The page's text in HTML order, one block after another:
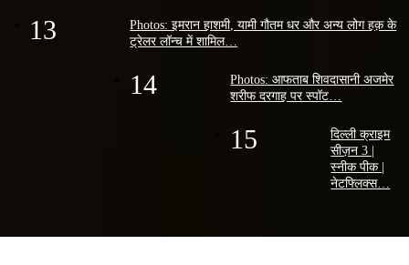
13
Photos: इमरान हाशमी, यामी गौतम धर और अन्य लोग हक़ के
ट्रेलर लॉन्च में शामिल…
14
Photos: आफताब शिवदासानी अजमेर
शरीफ दरगाह पर स्पॉट…
15
दिल्ली क्राइम
सीज़न 3 |
स्नीक पीक |
नेटफ्लिक्स…